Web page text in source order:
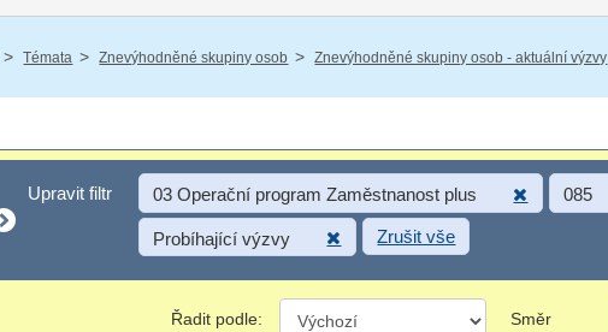
/ Témata / Znevýhodněné skupiny osob / Znevýhodněné skupiny osob - aktuální výzvy
Upravit filtr
Upravit filtr 03 Operační program Zaměstnanost plus 085
Probíhající výzvy Zrušit vše
Řadit podle: Směr